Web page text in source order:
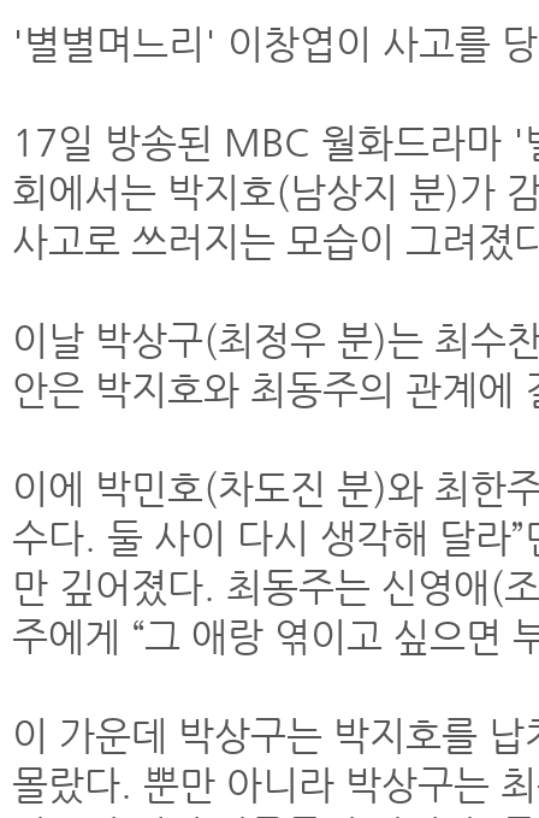
'별별며느리' 이창엽이 사고를
17일 방송된 MBC 월화드라마
회에서는 박지호(남상지 분)가
사고로 쓰러지는 모습이 그려졌
이날 박상구(최정우 분)는 최수
안은 박지호와 최동주의 관계에
이에 박민호(차도진 분)와 최한
수다. 둘 사이 다시 생각해 달라
만 깊어졌다. 최동주는 신영애(
주에게 “그 애랑 엮이고 싶으면
이 가운데 박상구는 박지호를
몰랐다. 뿐만 아니라 박상구는